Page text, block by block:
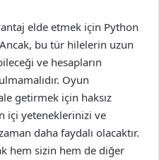
elde etmek için Python
bu tür hilelerin uzun
ve hesapların
Oyun
getirmek için haksız
içi yeteneklerinizi ve
daha faydalı olacaktır.
hem sizin hem de diğer